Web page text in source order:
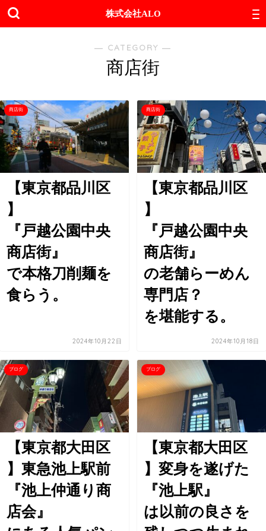
株式会社ALO
― CATEGORY ―
商店街
商店街
【東京都品川区
】
『戸越公園中央
商店街』
で本格刀削麺を
食らう。
2024年10月22日
商店街
【東京都品川区
】
『戸越公園中央
商店街』
の老舗らーめん
専門店？
を堪能する。
2024年10月18日
ブログ
【東京都大田区
】東急池上駅前
『池上仲通り商
店会』
ブログ
【東京都大田区
】変身を遂げた
『池上駅』
は以前の良さを